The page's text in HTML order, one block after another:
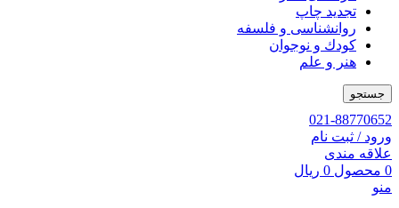
تجدید چاپ
روانشناسی و فلسفه
کودك و نوجوان
هنر و علم
جستجو
021-88770652
ورود / ثبت نام
علاقه مندی
0 محصول 0 ریال
منو